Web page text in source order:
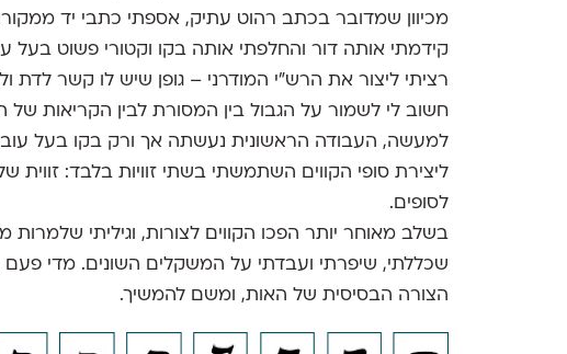
מכיוון שמדובר בכתב רהוט עתיק, אספתי כתבי יד
קידמתי אותה דור והחלפתי אותה בקו וקטורי פשוט בעל
רציתי ליצור את הרש”י המודרני – גופן שיש לו קשר
חשוב לי לשמור על הגבול בין המסורת לבין הקריאות של
למעשה, העבודה הראשונית נעשתה אך ורק בקו בעל עובי
לסופים.
בשלב מאוחר יותר הפכו הקווים לצורות, וגיליתי
שכללתי, שיפרתי ועבדתי על המשקלים השונים. מדי פעם
הצורה הבסיסית של האות, ומשם להמשיך.